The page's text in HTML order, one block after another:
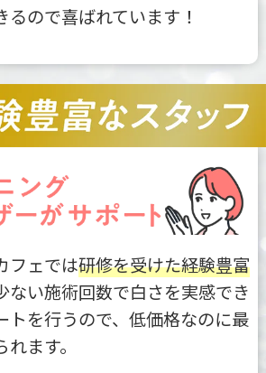
ので喜ばれています！
フェでは研修を受けた経験豊富
ない施術回数で白さを実感でき
トを行うので、低価格なのに最
ます。